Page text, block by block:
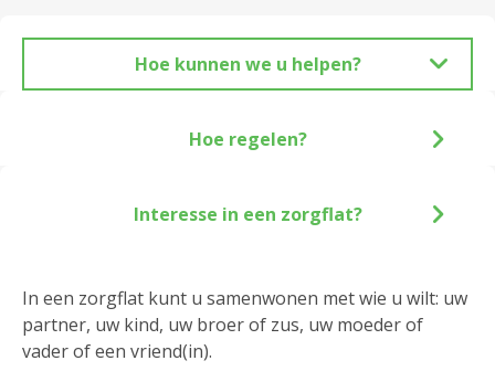
Hoe kunnen we u helpen?
In een zorgflat kunt u samenwonen met wie u wilt: uw
partner, uw kind, uw broer of zus, uw moeder of
vader of een vriend(in).
Hoe regelen?
Interesse in een zorgflat?